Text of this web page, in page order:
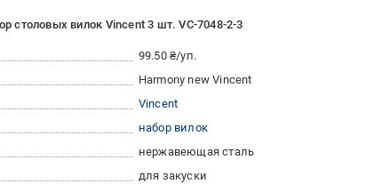
столовых вилок Vincent 3 шт. VC-7048-2-3
99.50 ₴/уп.
Harmony new Vincent
Vincent
набор вилок
нержавеющая сталь
для закуски